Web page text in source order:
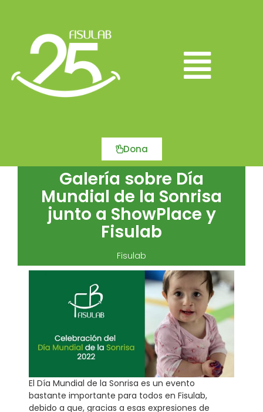
Main
Menu
Dona
Galería sobre Día
Mundial de la Sonrisa
junto a ShowPlace y
Fisulab
Fisulab
El Día Mundial de la Sonrisa es un evento
bastante importante para todos en Fisulab,
debido a que, gracias a esas expresiones de